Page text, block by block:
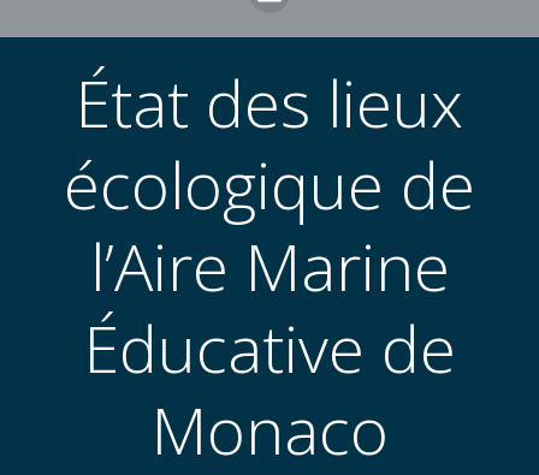
État des lieux
écologique de
l’Aire Marine
Éducative de
Monaco